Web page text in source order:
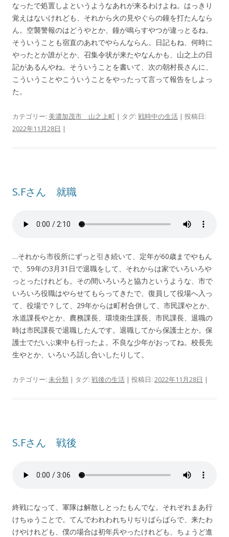
なったで処置しよというようなあれが来るわけよね。はっきり
覚えはないけれども、それから火の見やぐらの鐘を打たんなら
ん。空襲警報のはどうやとか、鐘が鳴らすやつが違っとるね。
そういうことも宿直のあれでやらんならん。日記もね、何時に
やったとか誰がとか、召集令状が来たやなんかも、山之上の日
記があるんやね。そういうことを書いて、次の朝村長さんに、
こういうことやこういうことをやったって言って報告をしよっ
た。
カテゴリー: 美濃加茂市 山之上町 | タグ: 戦時中の生活 | 投稿日:
2022年11月28日 |
S.Fさん 就職
…それから市役所にずっと引き続いて、定年が60歳までやもん
で、59年の3月31日で退職をして、それからは家でいろいろや
っとったけれども。その間いろいろと協力というような、市で
いろいろ役職はやらせてもらってきたで、復員して役場へ入っ
て、役場で？して、29年からは町村合併して、市民課やとか、
水道課長やとか、農務課長、環境衛生課長、市民課長、退職の
時は市民課長で退職したんです。退職してから保護士とか。保
護士でだいぶ東中も行ったよ。不良な少年がおってね。校長先
生やとか、いろいろ話し合いしたりして。
カテゴリー: 未分類 | タグ: 戦後の生活 | 投稿日: 2022年11月28日 |
S.Fさん 戦後
終戦になって、軍隊は解散しとったもんでな。それぞれまあ行
けちゅうことで。てんでわれわれちりぢりばらばらで、来たわ
けやけれども、僕の場合は初年兵やったけれども、ちょうど進